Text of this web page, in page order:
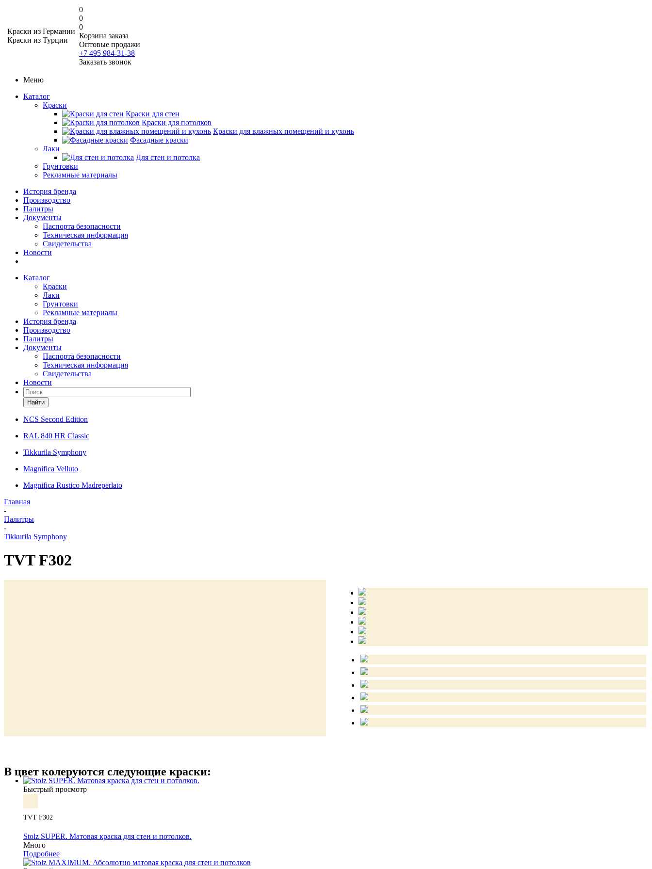
Краски из Германии
Краски из Турции
0
0
0
Корзина заказа
Оптовые продажи
+7 495 984-31-38
Заказать звонок
Меню
Каталог
Краски
Краски для стен
Краски для потолков
Краски для влажных помещений и кухонь
Фасадные краски
Лаки
Для стен и потолка
Грунтовки
Рекламные материалы
История бренда
Производство
Палитры
Документы
Паспорта безопасности
Техническая информация
Свидетельства
Новости
Каталог
Краски
Лаки
Грунтовки
Рекламные материалы
История бренда
Производство
Палитры
Документы
Паспорта безопасности
Техническая информация
Свидетельства
Новости
Найти
NCS Second Edition
RAL 840 HR Classic
Tikkurila Symphony
Magnifica Velluto
Magnifica Rustico Madreperlato
Главная
-
Палитры
-
Tikkurila Symphony
TVT F302
В цвет колеруются следующие краски:
Быстрый просмотр
TVT F302
Stolz SUPER. Матовая краска для стен и потолков.
Много
Подробнее